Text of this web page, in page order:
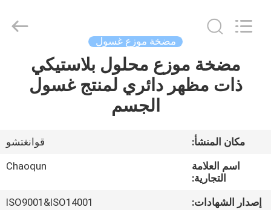
منزل،
معلومات
Industry
مضخة موزع غسول
مضخة موزع محلول بلاستيكي
ذات مظهر دائري لمنتج غسول
الجسم
مكان المنشأ:
قوانغتشو
اسم العلامة
التجارية:
Chaoqun
إصدار الشهادات:
ISO9001&ISO14001